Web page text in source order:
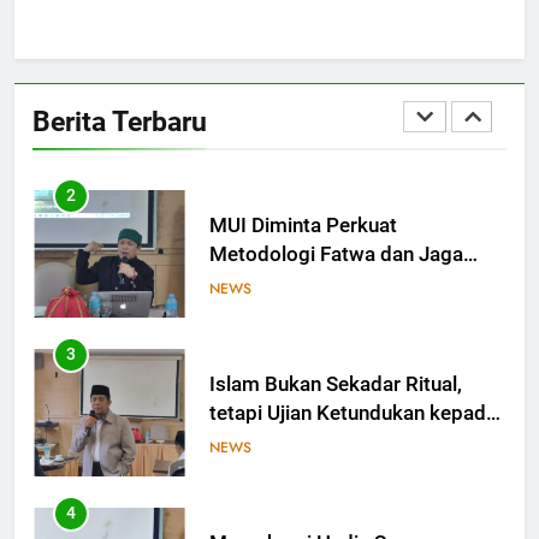
Berita Terbaru
Saatnya Kolaborasi Berbuah
2
MUI Diminta Perkuat
Metodologi Fatwa dan Jaga
Independensi dalam
NEWS
3
Islam Bukan Sekadar Ritual,
tetapi Ujian Ketundukan kepada
Allah
NEWS
4